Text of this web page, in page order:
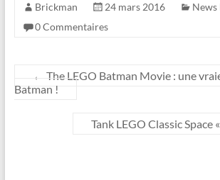
Brickman 24 mars 2016
News
0 Commentaires
←
The LEGO Batman Movie : une
Batman !
Tank LEGO Classic Space